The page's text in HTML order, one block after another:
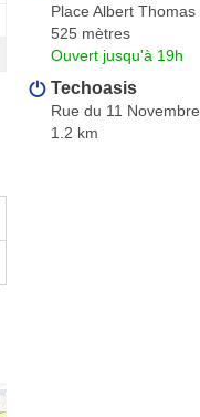
Place Albert Thomas
525 mètres
Ouvert jusqu'à 19h
Techoasis
Rue du 11 Novembre
1.2 km